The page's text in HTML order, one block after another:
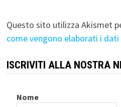
Questo sito utilizza Akismet
come vengono elaborati i
ISCRIVITI ALLA NOSTRA
Nome